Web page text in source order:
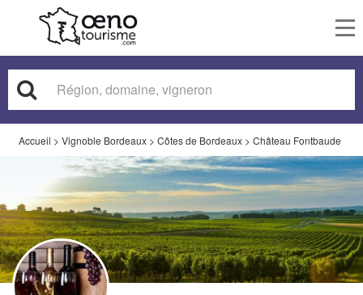
Accueil > Vignoble Bordeaux > Côtes de Bordeaux > Château Fontbaude